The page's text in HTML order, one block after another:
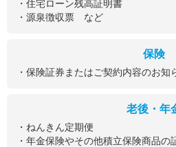
・住宅ローン残高証明書
・源泉徴収票 など
保険
・保険証券またはご契約内容のお知
老後・年
・ねんきん定期便
・年金保険やその他積立保険商品